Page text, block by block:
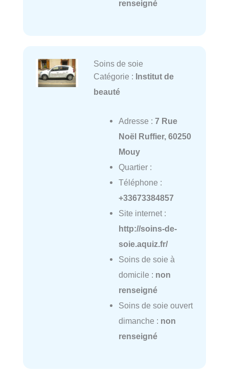
renseigné
Soins de soie
Catégorie : Institut de
beauté
Adresse : 7 Rue
Noël Ruffier, 60250
Mouy
Quartier :
Téléphone :
+33673384857
Site internet :
http://soins-de-
soie.aquiz.fr/
Soins de soie à
domicile : non
renseigné
Soins de soie ouvert
dimanche : non
renseigné